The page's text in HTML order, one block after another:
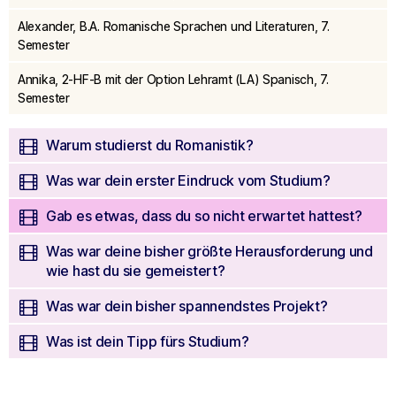
Alexander, B.A. Romanische Sprachen und Literaturen, 7.
Semester
Annika, 2-HF-B mit der Option Lehramt (LA) Spanisch, 7.
Semester
Warum studierst du Romanistik?
Was war dein erster Eindruck vom Studium?
Gab es etwas, dass du so nicht erwartet hattest?
Was war deine bisher größte Herausforderung und
wie hast du sie gemeistert?
Was war dein bisher spannendstes Projekt?
Was ist dein Tipp fürs Studium?